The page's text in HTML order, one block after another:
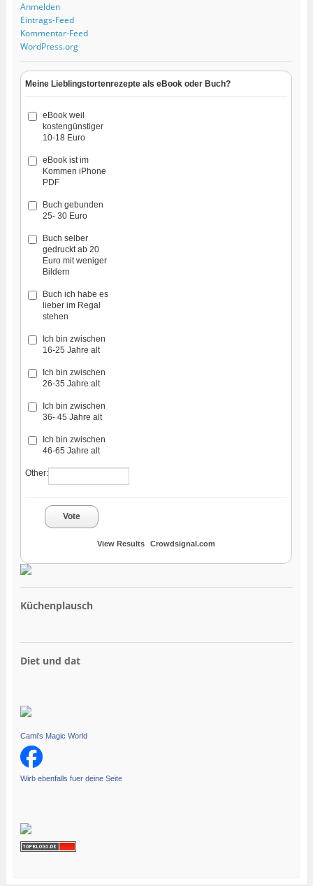
Anmelden
Eintrags-Feed
Kommentar-Feed
WordPress.org
Meine Lieblingstortenrezepte als eBook oder Buch?
eBook weil
kostengünstiger
10-18 Euro
eBook ist im
Kommen iPhone
PDF
Buch gebunden
25- 30 Euro
Buch selber
gedruckt ab 20
Euro mit weniger
Bildern
Buch ich habe es
lieber im Regal
stehen
Ich bin zwischen
16-25 Jahre alt
Ich bin zwischen
26-35 Jahre alt
Ich bin zwischen
36- 45 Jahre alt
Ich bin zwischen
46-65 Jahre alt
Other:
Vote
View Results Crowdsignal.com
Küchenplausch
Diet und dat
Cami's Magic World
Wirb ebenfalls fuer deine Seite